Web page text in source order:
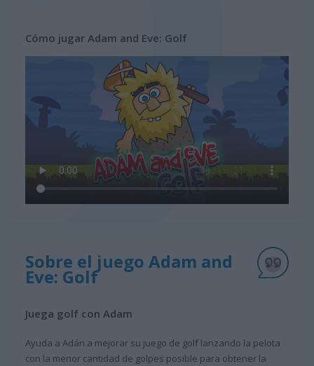
Cómo jugar Adam and Eve: Golf
Sobre el juego Adam and
Eve: Golf
Juega golf con Adam
Ayuda a Adán a mejorar su juego de golf lanzando la pelota
con la menor cantidad de golpes posible para obtener la